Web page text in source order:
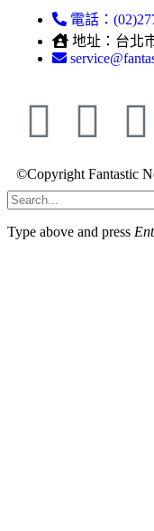
電話：
地址：台北
©Copyright Fantastic
Type above and press